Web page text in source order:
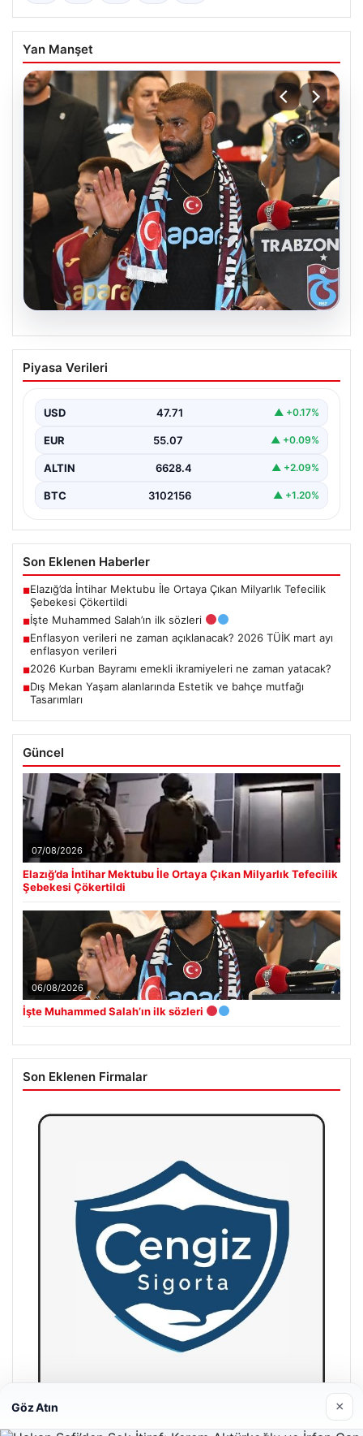
Yan Manşet
İşte Muhammed Salah’ın ilk sözleri
Piyasa Verileri
USD 47.71 ▲ +0.17%
EUR 55.07 ▲ +0.09%
ALTIN 6628.4 ▲ +2.09%
BTC 3102156 ▲ +1.20%
Son Eklenen Haberler
■Elazığ’da İntihar Mektubu İle Ortaya Çıkan Milyarlık Tefecilik
Şebekesi Çökertildi
■İşte Muhammed Salah’ın ilk sözleri
■Enflasyon verileri ne zaman açıklanacak? 2026 TÜİK mart ayı
enflasyon verileri
■2026 Kurban Bayramı emekli ikramiyeleri ne zaman yatacak?
■Dış Mekan Yaşam alanlarında Estetik ve bahçe mutfağı
Tasarımları
Güncel
07/08/2026
Elazığ’da İntihar Mektubu İle Ortaya Çıkan Milyarlık Tefecilik
Şebekesi Çökertildi
06/08/2026
İşte Muhammed Salah’ın ilk sözleri
Son Eklenen Firmalar
Göz Atın ×